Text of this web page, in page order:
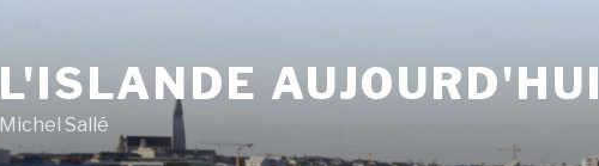
L'ISLANDE AUJOURD'HUI
Michel Sallé